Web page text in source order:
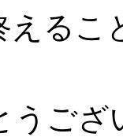
えるこ
うござ